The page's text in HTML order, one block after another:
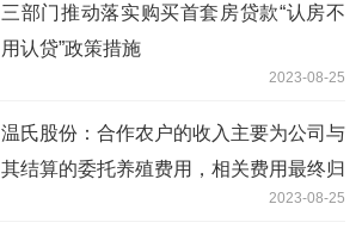
三部门推动落实购买首套房贷款“认房不
用认贷”政策措施
2023-08-25
温氏股份：合作农户的收入主要为公司与
其结算的委托养殖费用，相关费用最终归
2023-08-25